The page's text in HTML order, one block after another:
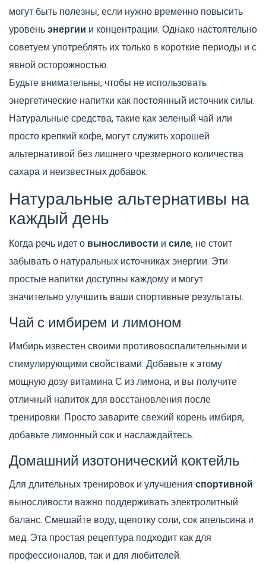
могут быть полезны, если нужно временно повысить
уровеньэнергии и концентрации. Однако настоятельно
советуем употреблять их только в короткие периоды и с
явной осторожностью.
Будьте внимательны, чтобы не использовать
энергетические напитки как постоянный источник силы.
Натуральные средства, такие как зеленый чай или
просто крепкий кофе, могут служить хорошей
альтернативой без лишнего чрезмерного количества
сахара и неизвестных добавок.
Натуральные альтернативы на
каждый день
Когда речь идет о выносливости и силе, не стоит
забывать о натуральных источниках энергии. Эти
простые напитки доступны каждому и могут
значительно улучшить ваши спортивные результаты.
Чай с имбирем и лимоном
Имбирь известен своими противовоспалительными и
стимулирующими свойствами. Добавьте к этому
мощную дозу витамина С из лимона, и вы получите
отличный напиток для восстановления после
тренировки. Просто заварите свежий корень имбиря,
добавьте лимонный сок и наслаждайтесь.
Домашний изотонический коктейль
Для длительных тренировок и улучшения спортивной
выносливости важно поддерживать электролитный
баланс. Смешайте воду, щепотку соли, сок апельсина и
мед. Эта простая рецептура подходит как для
профессионалов, так и для любителей.